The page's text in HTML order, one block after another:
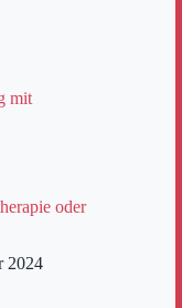
mit
oder
2024